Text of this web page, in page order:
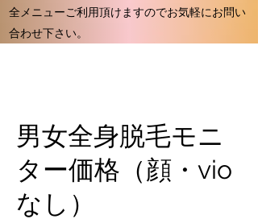
全メニューご利用頂けますのでお気軽にお問い
合わせ下さい。
男女全身脱毛モニ
ター価格（顔・vio
なし）